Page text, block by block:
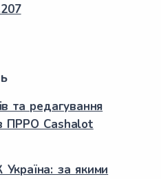
та редагування
ПРРО Cashalot
за якими